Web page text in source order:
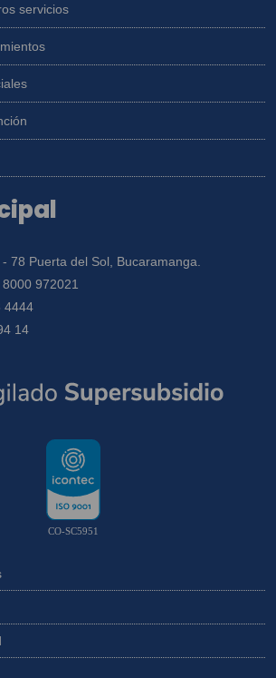
servicios
78 Puerta del Sol, Bucaramanga.
972021
4444
14
CO-SC5951